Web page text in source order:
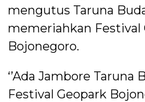
mengutus Taruna
memeriahkan Festival
Bojonegoro.
‘’Ada Jambore
Festival Geopark